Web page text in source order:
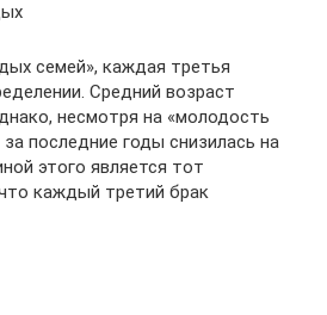
семей», каждая третья
Средний возраст
несмотря на «молодость
последние годы снизилась на
этого является тот
каждый третий брак